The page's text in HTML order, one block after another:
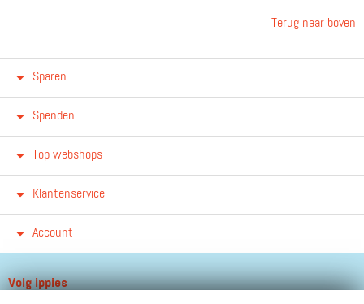
Terug naar boven
Sparen
Spenden
Top webshops
Klantenservice
Account
Volg ippies